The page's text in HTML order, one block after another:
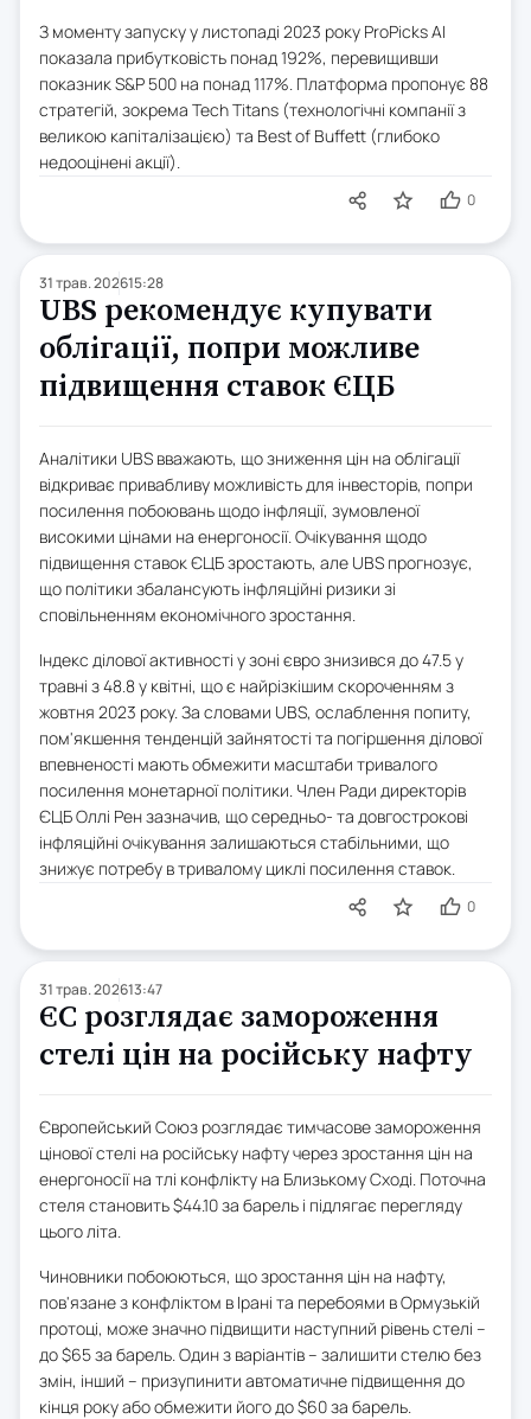
З моменту запуску у листопаді 2023 року ProPicks AI
показала прибутковість понад 192%, перевищивши
показник S&P 500 на понад 117%. Платформа пропонує 88
стратегій, зокрема Tech Titans (технологічні компанії з
великою капіталізацією) та Best of Buffett (глибоко
недооцінені акції).
0
31 трав. 202615:28
UBS рекомендує купувати
облігації, попри можливе
підвищення ставок ЄЦБ
Аналітики UBS вважають, що зниження цін на облігації
відкриває привабливу можливість для інвесторів, попри
посилення побоювань щодо інфляції, зумовленої
високими цінами на енергоносії. Очікування щодо
підвищення ставок ЄЦБ зростають, але UBS прогнозує,
що політики збалансують інфляційні ризики зі
сповільненням економічного зростання.
Індекс ділової активності у зоні євро знизився до 47.5 у
травні з 48.8 у квітні, що є найрізкішим скороченням з
жовтня 2023 року. За словами UBS, ослаблення попиту,
пом'якшення тенденцій зайнятості та погіршення ділової
впевненості мають обмежити масштаби тривалого
посилення монетарної політики. Член Ради директорів
ЄЦБ Оллі Рен зазначив, що середньо- та довгострокові
інфляційні очікування залишаються стабільними, що
знижує потребу в тривалому циклі посилення ставок.
0
31 трав. 202613:47
ЄС розглядає замороження
стелі цін на російську нафту
Європейський Союз розглядає тимчасове замороження
цінової стелі на російську нафту через зростання цін на
енергоносії на тлі конфлікту на Близькому Сході. Поточна
стеля становить $44.10 за барель і підлягає перегляду
цього літа.
Чиновники побоюються, що зростання цін на нафту,
пов'язане з конфліктом в Ірані та перебоями в Ормузькій
протоці, може значно підвищити наступний рівень стелі –
до $65 за барель. Один з варіантів – залишити стелю без
змін, інший – призупинити автоматичне підвищення до
кінця року або обмежити його до $60 за барель.